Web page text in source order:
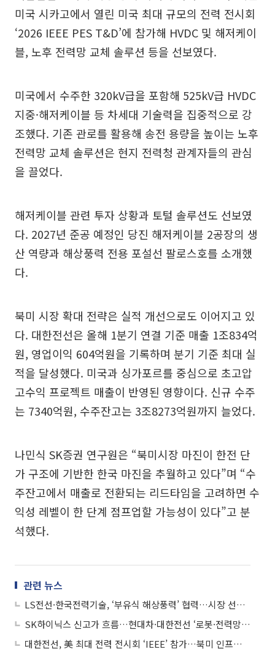
미국 시카고에서 열린 미국 최대 규모의 전력 전시회
‘2026 IEEE PES T&D’에 참가해 HVDC 및 해저케이
블, 노후 전력망 교체 솔루션 등을 선보였다.
미국에서 수주한 320kV급을 포함해 525kV급 HVDC
지중·해저케이블 등 차세대 기술력을 집중적으로 강
조했다. 기존 관로를 활용해 송전 용량을 높이는 노후
전력망 교체 솔루션은 현지 전력청 관계자들의 관심
을 끌었다.
해저케이블 관련 투자 상황과 토털 솔루션도 선보였
다. 2027년 준공 예정인 당진 해저케이블 2공장의 생
산 역량과 해상풍력 전용 포설선 팔로스호를 소개했
다.
북미 시장 확대 전략은 실적 개선으로도 이어지고 있
다. 대한전선은 올해 1분기 연결 기준 매출 1조834억
원, 영업이익 604억원을 기록하며 분기 기준 최대 실
적을 달성했다. 미국과 싱가포르를 중심으로 초고압
고수익 프로젝트 매출이 반영된 영향이다. 신규 수주
는 7340억원, 수주잔고는 3조8273억원까지 늘었다.
나민식 SK증권 연구원은 “북미시장 마진이 한전 단
가 구조에 기반한 한국 마진을 추월하고 있다”며 “수
주잔고에서 매출로 전환되는 리드타임을 고려하면 수
익성 레벨이 한 단계 점프업할 가능성이 있다”고 분
석했다.
관련 뉴스
LS전선·한국전력기술, ‘부유식 해상풍력’ 협력…시장 선점 나선다
SK하이닉스 신고가 흐름…현대차·대한전선 ‘로봇·전력망’ 관심
대한전선, 美 최대 전력 전시회 ‘IEEE’ 참가…북미 인프라 시장 공략 강화